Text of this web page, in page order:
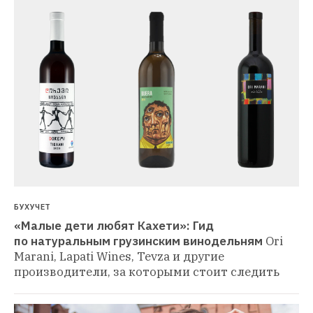
БУХУЧЕТ
«Малые дети любят Кахети»: Гид
по натуральным грузинским винодельням Ori
Marani, Lapati Wines, Tevza и другие
производители, за которыми стоит следить